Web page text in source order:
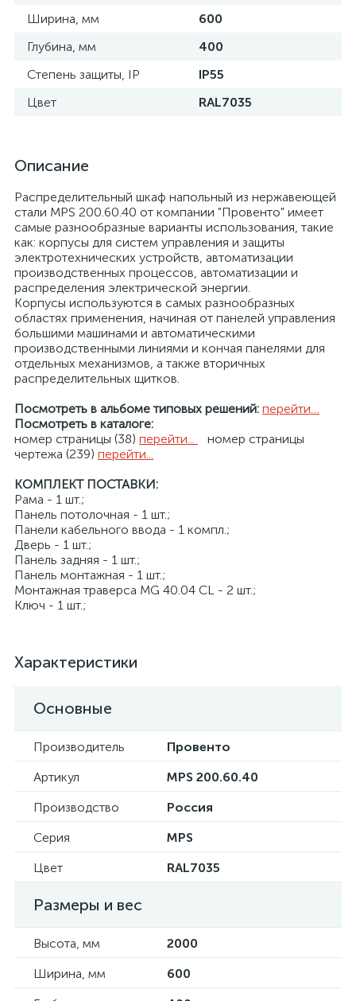
Ширина, мм
600
Глубина, мм
400
Степень защиты, IP
IP55
Цвет
RAL7035
Описание
Распределительный шкаф напольный из нержавеющей
стали MPS 200.60.40 от компании "Провенто" имеет
самые разнообразные варианты использования, такие
как: корпусы для систем управления и защиты
электротехнических устройств, автоматизации
производственных процессов, автоматизации и
распределения электрической энергии.
Корпусы используются в самых разнообразных
областях применения, начиная от панелей управления
большими машинами и автоматическими
производственными линиями и кончая панелями для
отдельных механизмов, а также вторичных
распределительных щитков.
Посмотреть в альбоме типовых решений: перейти…
Посмотреть в каталоге:
номер страницы (38) перейти...
номер страницы
чертежа (239) перейти...
КОМПЛЕКТ ПОСТАВКИ:
Рама - 1 шт.;
Панель потолочная - 1 шт.;
Панели кабельного ввода - 1 компл.;
Дверь - 1 шт.;
Панель задняя - 1 шт.;
Панель монтажная - 1 шт.;
Монтажная траверса MG 40.04 CL - 2 шт.;
Ключ - 1 шт.;
Характеристики
Основные
Производитель
Провенто
Артикул
MPS 200.60.40
Производство
Россия
Серия
MPS
Цвет
RAL7035
Размеры и вес
Высота, мм
2000
Ширина, мм
600